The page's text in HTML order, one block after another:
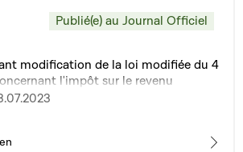
Publié(e) au Journal Officiel
modification de la loi modifiée du 4
l'impôt sur le revenu